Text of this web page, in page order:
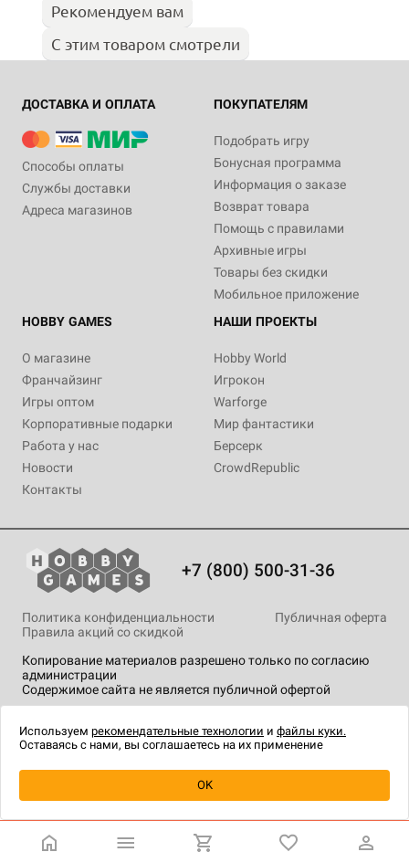
Рекомендуем вам
С этим товаром смотрели
ДОСТАВКА И ОПЛАТА
Способы оплаты
Службы доставки
Адреса магазинов
ПОКУПАТЕЛЯМ
Подобрать игру
Бонусная программа
Информация о заказе
Возврат товара
Помощь с правилами
Архивные игры
Товары без скидки
Мобильное приложение
HOBBY GAMES
О магазине
Франчайзинг
Игры оптом
Корпоративные подарки
Работа у нас
Новости
Контакты
НАШИ ПРОЕКТЫ
Hobby World
Игрокон
Warforge
Мир фантастики
Берсерк
CrowdRepublic
+7 (800) 500-31-36
Копирование материалов разрешено только по согласию
администрации
Содержимое сайта не является публичной офертой
Политика конфиденциальности
Публичная оферта
Правила акций со скидкой
технологии.
Используем рекомендательные технологии и файлы куки.
Оставаясь с нами, вы соглашаетесь на их применение
OK